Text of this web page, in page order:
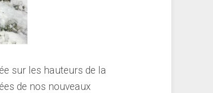
sur les hauteurs de la
de nos nouveaux